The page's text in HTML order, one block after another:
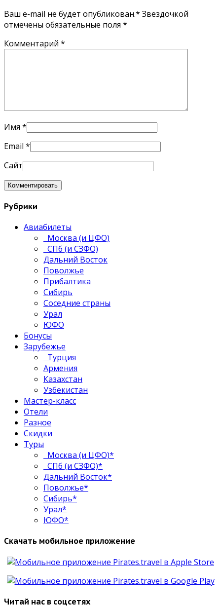
Ваш e-mail не будет опубликован.* Звездочкой
отмечены обязательные поля *
Комментарий *
Имя *
Email *
Сайт
Рубрики
Авиабилеты
Москва (и ЦФО)
СПб (и СЗФО)
Дальний Восток
Поволжье
Прибалтика
Сибирь
Соседние страны
Урал
ЮФО
Бонусы
Зарубежье
Турция
Армения
Казахстан
Узбекистан
Мастер-класс
Отели
Разное
Скидки
Туры
Москва (и ЦФО)*
СПб (и СЗФО)*
Дальний Восток*
Поволжье*
Сибирь*
Урал*
ЮФО*
Скачать мобильное приложение
Читай нас в соцсетях